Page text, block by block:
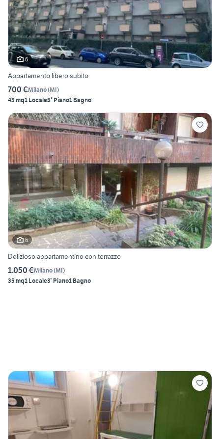
6
Appartamento libero subito
700 €Milano(MI)
43 mq1 Locale5° Piano1 Bagno
6
Delizioso appartamentino con terrazzo
1.050 €Milano(MI)
35 mq1 Locale3° Piano1 Bagno